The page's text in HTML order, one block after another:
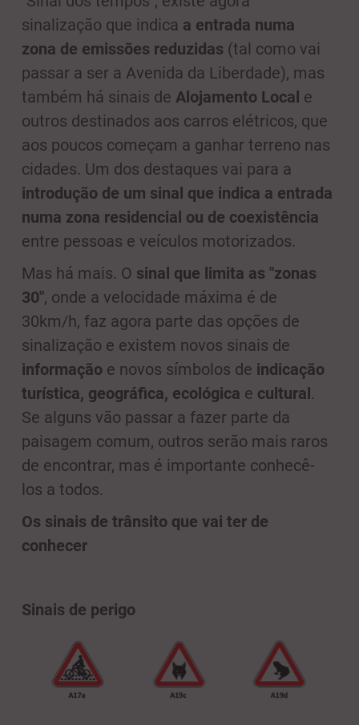
sinalização que indica a entrada numa
zona de emissões reduzidas (tal como vai
passar a ser a Avenida da Liberdade), mas
também há sinais de Alojamento Local e
outros destinados aos carros elétricos, que
aos poucos começam a ganhar terreno nas
cidades. Um dos destaques vai para a
introdução de um sinal que indica a entrada
numa zona residencial ou de coexistência
entre pessoas e veículos motorizados.
Mas há mais. O sinal que limita as "zonas
30", onde a velocidade máxima é de
30km/h, faz agora parte das opções de
sinalização e existem novos sinais de
informação e novos símbolos de indicação
turística, geográfica, ecológica e cultural.
Se alguns vão passar a fazer parte da
paisagem comum, outros serão mais raros
de encontrar, mas é importante conhecê-
los a todos.
Os sinais de trânsito que vai ter de
conhecer
Sinais de perigo